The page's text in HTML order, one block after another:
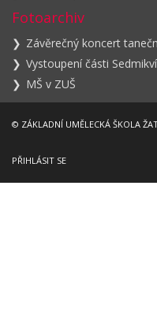
Fotoarchiv
Závěrečný koncert
Vystoupení části
MŠ v ZUŠ
© ZÁKLADNÍ UMĚLECKÁ ŠKOLA
PŘIHLÁSIT SE